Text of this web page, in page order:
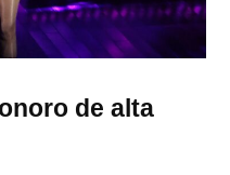
de alta